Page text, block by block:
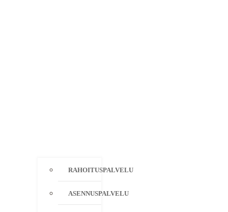
RAHOITUSPALVELU
ASENNUSPALVELU